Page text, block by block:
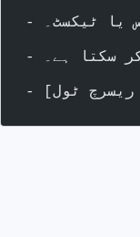
یا ٹیکسٹ۔